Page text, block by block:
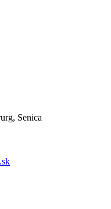
Senica